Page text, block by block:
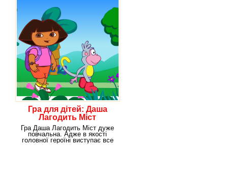
Гра для дітей: Даша
Лагодить Міст
Гра Даша Лагодить Міст дуже
повчальна. Адже в якості
головної героїні виступає все